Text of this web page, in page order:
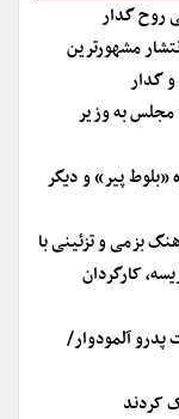
روح گدار
هنرمند ۹۶ ساله/ انتشار مشهورترین
و گدار
مجلس به وزیر
پیر» و دیگر
بزمی و تزئینی با
کارگردان
آلمودوار/